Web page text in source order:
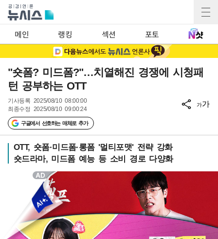
메인 랭킹 섹션 포토
"숏폼? 미드폼?"…치열해진 경쟁에 시청패
턴 공부하는 OTT
기사등록 2025/08/10 08:00:00
최종수정 2025/08/10 09:00:24
구글에서 선호하는 매체로 추가
가가
OTT, 숏폼·미드폼·롱폼 '멀티포맷' 전략 강화
숏드라마, 미드폼 예능 등 소비 경로 다양화